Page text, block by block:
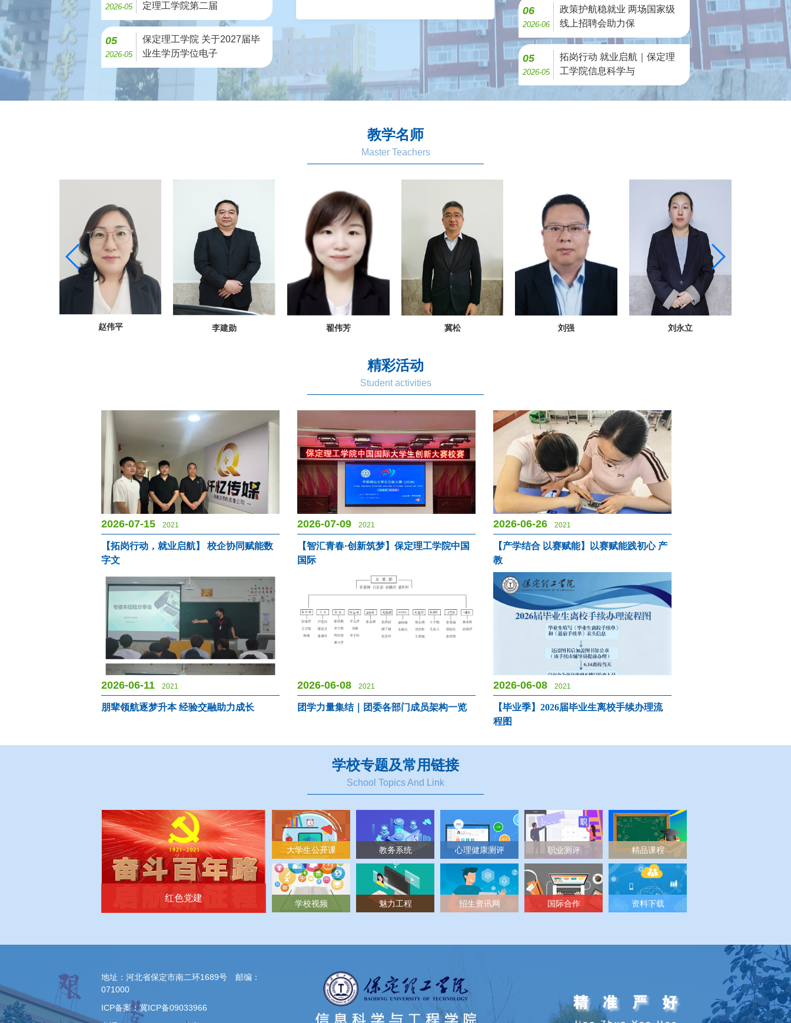
2026-05
定理工学院第二届
05
2026-05
保定理工学院 关于2027届毕
业生学历学位电子
院最新公告
06
2026-06
政策护航稳就业 两场国家级
线上招聘会助力保
05
2026-05
拓岗行动 就业启航｜保定理
工学院信息科学与
教学名师
Master Teachers
赵伟平 李建勋 翟伟芳 冀松 刘强 刘永立
精彩活动
Student activities
2026-07-15 2021
【拓岗行动，就业启航】 校企协同赋能数
字文
2026-07-09 2021
【智汇青春·创新筑梦】保定理工学院中国
国际
2026-06-26 2021
【产学结合 以赛赋能】以赛赋能践初心 产
教
2026-06-11 2021
朋辈领航逐梦升本 经验交融助力成长
2026-06-08 2021
团学力量集结｜团委各部门成员架构一览
2026-06-08 2021
【毕业季】2026届毕业生离校手续办理流
程图
学校专题及常用链接
School Topics And Link
红色党建
大学生公开课 教务系统 心理健康测评 职业测评 精品课程
学校视频 魅力工程 招生资讯网 国际合作 资料下载
地址：河北省保定市南二环1689号 邮编：
071000
ICP备案：冀ICP备09033966